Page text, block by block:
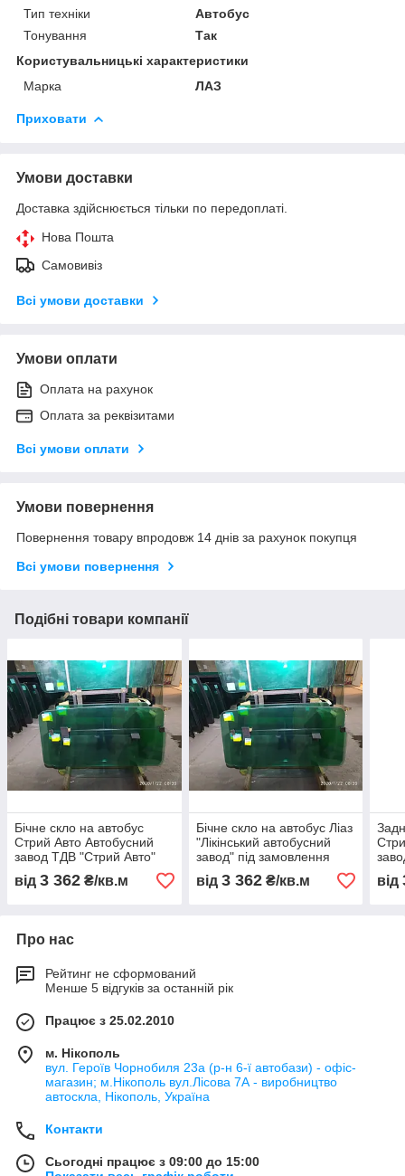
Тип техніки
Автобус
Тонування
Так
Користувальницькі характеристики
Марка
ЛАЗ
Приховати
Умови доставки
Доставка здійснюється тільки по передоплаті.
Нова Пошта
Самовивіз
Всі умови доставки
Умови оплати
Оплата на рахунок
Оплата за реквізитами
Всі умови оплати
Умови повернення
Повернення товару впродовж 14 днів за рахунок покупця
Всі умови повернення
Подібні товари компанії
Бічне скло на автобус
Стрий Авто Автобусний
завод ТДВ "Стрий Авто"
під замовлення
від 3 362 ₴/кв.м
Бічне скло на автобус Ліаз
"Лікінський автобусний
завод" під замовлення
від 3 362₴/кв.м від
Про нас
Рейтинг не сформований
Менше 5 відгуків за останній рік
Працює з 25.02.2010
м. Нікополь
вул. Героїв Чорнобиля 23а (р-н 6-ї автобази) - офіс-
магазин; м.Нікополь вул.Лісова 7А - виробництво
автоскла, Нікополь, Україна
Контакти
Сьогодні працює з 09:00 до 15:00